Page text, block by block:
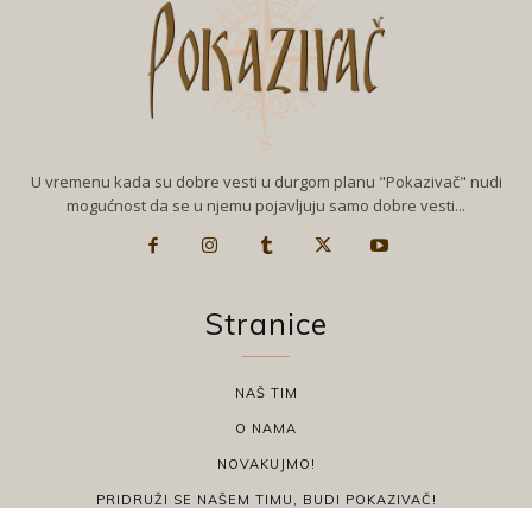
U vremenu kada su dobre vesti u durgom planu "Pokazivač" nudi
mogućnost da se u njemu pojavljuju samo dobre vesti...
Stranice
NAŠ TIM
O NAMA
NOVAKUJMO!
PRIDRUŽI SE NAŠEM TIMU, BUDI POKAZIVAČ!